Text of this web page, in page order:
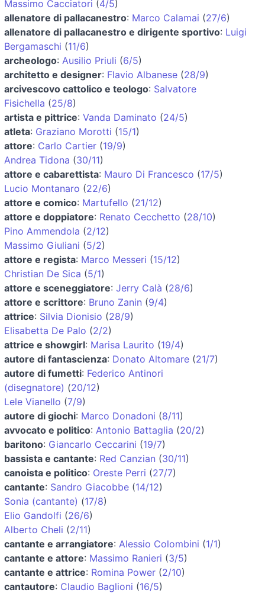
Massimo Cacciatori (4/5)
allenatore di pallacanestro: Marco Calamai (27/6)
allenatore di pallacanestro e dirigente sportivo: Luigi
Bergamaschi (11/6)
archeologo: Ausilio Priuli (6/5)
architetto e designer: Flavio Albanese (28/9)
arcivescovo cattolico e teologo: Salvatore
Fisichella (25/8)
artista e pittrice: Vanda Daminato (24/5)
atleta: Graziano Morotti (15/1)
attore: Carlo Cartier (19/9)
Andrea Tidona (30/11)
attore e cabarettista: Mauro Di Francesco (17/5)
Lucio Montanaro (22/6)
attore e comico: Martufello (21/12)
attore e doppiatore: Renato Cecchetto (28/10)
Pino Ammendola (2/12)
Massimo Giuliani (5/2)
attore e regista: Marco Messeri (15/12)
Christian De Sica (5/1)
attore e sceneggiatore: Jerry Calà (28/6)
attore e scrittore: Bruno Zanin (9/4)
attrice: Silvia Dionisio (28/9)
Elisabetta De Palo (2/2)
attrice e showgirl: Marisa Laurito (19/4)
autore di fantascienza: Donato Altomare (21/7)
autore di fumetti: Federico Antinori
(disegnatore) (20/12)
Lele Vianello (7/9)
autore di giochi: Marco Donadoni (8/11)
avvocato e politico: Antonio Battaglia (20/2)
baritono: Giancarlo Ceccarini (19/7)
bassista e cantante: Red Canzian (30/11)
canoista e politico: Oreste Perri (27/7)
cantante: Sandro Giacobbe (14/12)
Sonia (cantante) (17/8)
Elio Gandolfi (26/6)
Alberto Cheli (2/11)
cantante e arrangiatore: Alessio Colombini (1/1)
cantante e attore: Massimo Ranieri (3/5)
cantante e attrice: Romina Power (2/10)
cantautore: Claudio Baglioni (16/5)